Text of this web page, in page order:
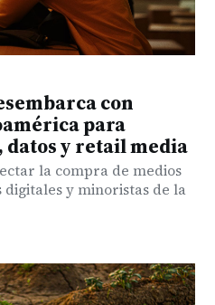
con
para
y retail media
la compra de medios
digitales y minoristas de la